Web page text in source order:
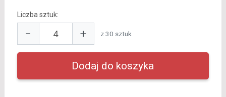
Liczba sztuk:
− + z 30 sztuk